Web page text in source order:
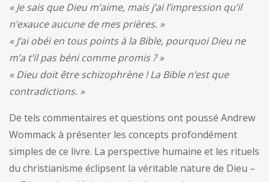
« Je sais que Dieu m’aime, mais j’ai l’impression qu’il
n’exauce aucune de mes prières. »
« J’ai obéi en tous points à la Bible, pourquoi Dieu ne
m’a t’il pas béni comme promis ? »
« Dieu doit être schizophrène ! La Bible n’est que
contradictions. »
De tels commentaires et questions ont poussé Andrew
Wommack à présenter les concepts profondément
simples de ce livre. La perspective humaine et les rituels
du christianisme éclipsent la véritable nature de Dieu –